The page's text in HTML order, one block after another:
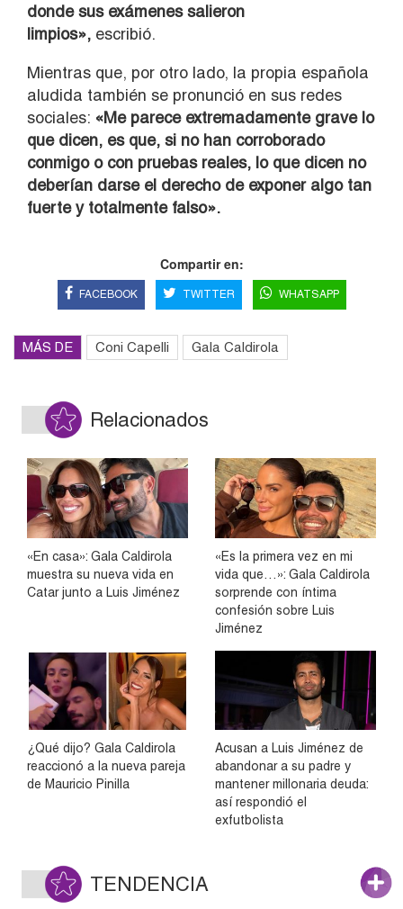
donde sus exámenes salieron
limpios», escribió.
Mientras que, por otro lado, la propia española
aludida también se pronunció en sus redes
sociales: «Me parece extremadamente grave lo
que dicen, es que, si no han corroborado
conmigo o con pruebas reales, lo que dicen no
deberían darse el derecho de exponer algo tan
fuerte y totalmente falso».
Compartir en:
FACEBOOK TWITTER WHATSAPP
MÁS DE Coni Capelli Gala Caldirola
Relacionados
«En casa»: Gala Caldirola
muestra su nueva vida en
Catar junto a Luis Jiménez
«Es la primera vez en mi
vida que…»: Gala Caldirola
sorprende con íntima
confesión sobre Luis
Jiménez
¿Qué dijo? Gala Caldirola
reaccionó a la nueva pareja
de Mauricio Pinilla
Acusan a Luis Jiménez de
abandonar a su padre y
mantener millonaria deuda:
así respondió el
exfutbolista
TENDENCIA